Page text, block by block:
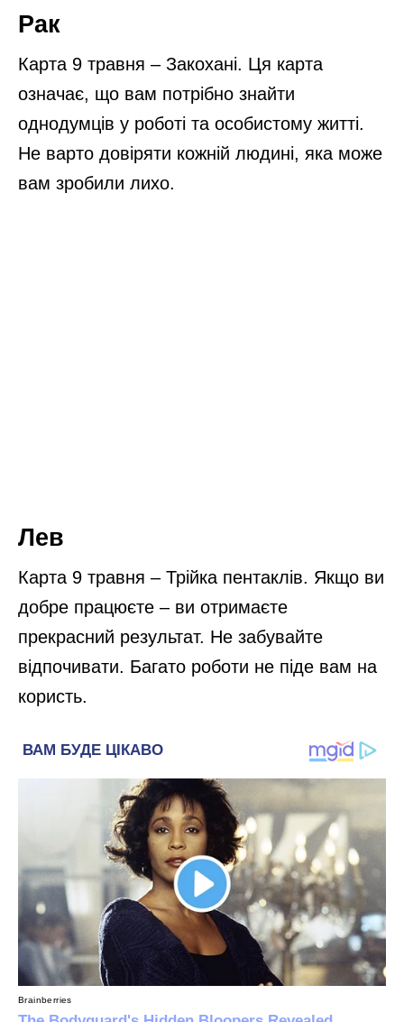
Рак
Карта 9 травня – Закохані. Ця карта
означає, що вам потрібно знайти
однодумців у роботі та особистому житті.
Не варто довіряти кожній людині, яка може
вам зробили лихо.
Лев
Карта 9 травня – Трійка пентаклів. Якщо ви
добре працюєте – ви отримаєте
прекрасний результат. Не забувайте
відпочивати. Багато роботи не піде вам на
користь.